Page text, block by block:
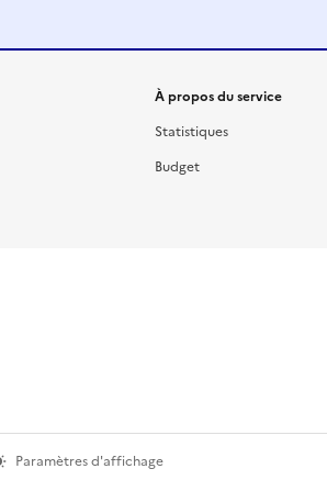
À propos du service
Statistiques
Budget
Paramètres d'affichage